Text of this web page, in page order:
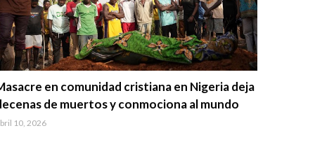
en comunidad cristiana en Nigeria deja
de muertos y conmociona al mundo
10, 2026